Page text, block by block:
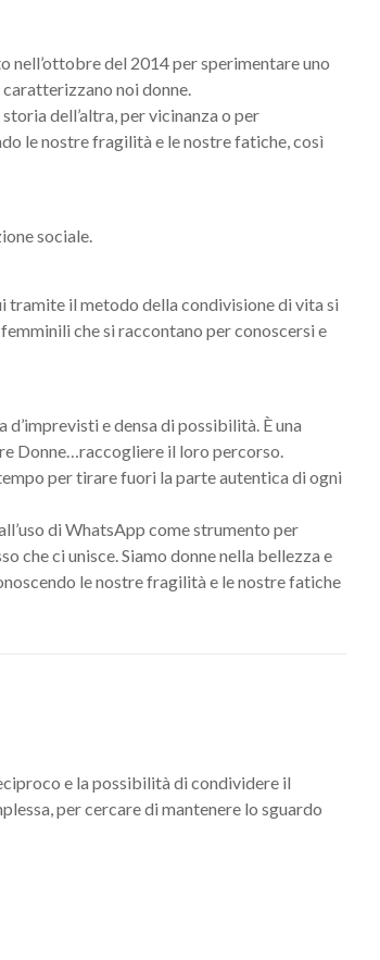
nell’ottobre del 2014 per sperimentare uno
noi donne.
dell’altra, per vicinanza o per
le nostre fragilità e le nostre fatiche, così
sociale.
tramite il metodo della condivisione di vita si
che si raccontano per conoscersi e
e densa di possibilità. È una
Donne…raccogliere il loro percorso.
per tirare fuori la parte autentica di ogni
di WhatsApp come strumento per
che ci unisce. Siamo donne nella bellezza e
le nostre fragilità e le nostre fatiche
e la possibilità di condividere il
per cercare di mantenere lo sguardo